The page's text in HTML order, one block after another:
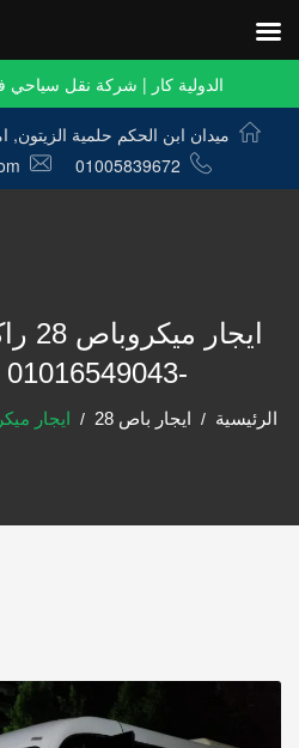
الدولية كار | شركة نقل
ميدان ابن الحكم حلمية الزيتون,
01005839672
-01016549043 الدولية كار
الرئيسية ايجار باص 28 ايجار ميكروباص 28